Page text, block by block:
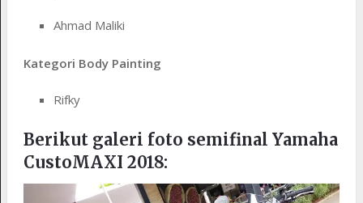
Ahmad Maliki
Kategori Body Painting
Rifky
Berikut galeri foto semifinal Yamaha
CustoMAXI 2018: